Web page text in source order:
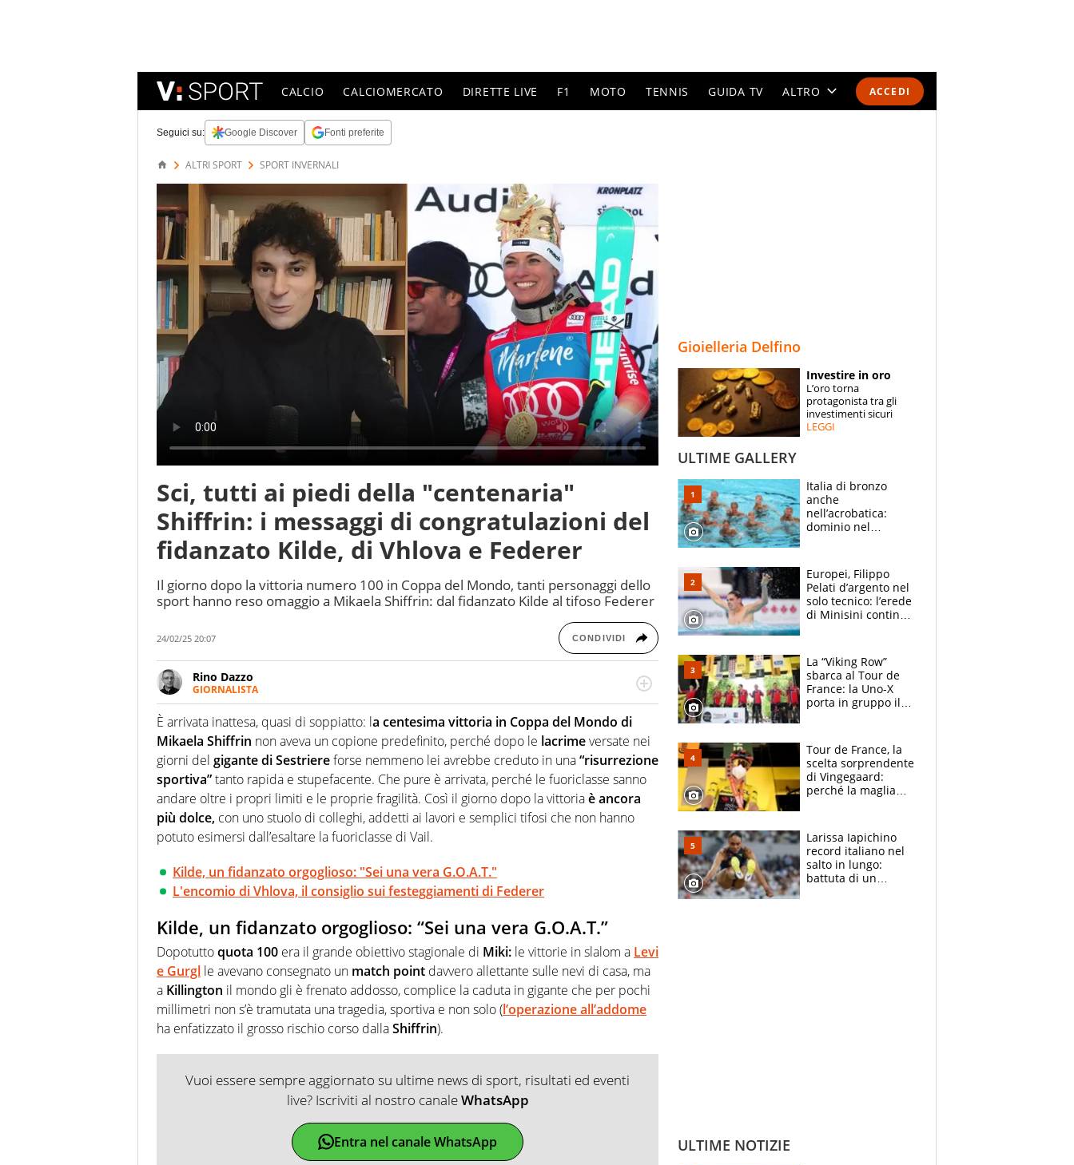
ACCEDI
CALCIO CALCIOMERCATO DIRETTE LIVE F1 MOTO TENNIS GUIDA TV ALTRO
SPECIALI
ESPERTI
Seguici su: Google Discover Fonti preferite
ALTRI SPORT SPORT INVERNALI
Sci, tutti ai piedi della "centenaria"
Shiffrin: i messaggi di congratulazioni del
fidanzato Kilde, di Vhlova e Federer
Il giorno dopo la vittoria numero 100 in Coppa del Mondo, tanti personaggi dello
sport hanno reso omaggio a Mikaela Shiffrin: dal fidanzato Kilde al tifoso Federer
24/02/25 20:07 CONDIVIDI
Rino Dazzo
GIORNALISTA
Se mai ci fosse modo di traslare il glossario del calcio in una nicchia di esperti, lui ne
farebbe parte. Non si perde una svista arbitrale né gli umori social del mondo delle
curve
È arrivata inattesa, quasi di soppiatto: la centesima vittoria in Coppa del Mondo di
Mikaela Shiffrin non aveva un copione predefinito, perché dopo le lacrimeversate nei
giorni del gigante di Sestriereforse nemmeno lei avrebbe creduto in una“risurrezione
sportiva”tanto rapida e stupefacente. Che pure è arrivata, perché le fuoriclasse sanno
andare oltre i propri limiti e le proprie fragilità. Così il giorno dopo la vittoriaèancora
più dolce, con uno stuolo di colleghi, addetti ai lavori e semplici tifosi che non hanno
potuto esimersi dall’esaltare la fuoriclasse di Vail.
Kilde, un fidanzato orgoglioso: "Sei una vera G.O.A.T."
L'encomio di Vhlova, il consiglio sui festeggiamenti di Federer
Kilde, un fidanzato orgoglioso: “Sei una vera G.O.A.T.”
Dopotuttoquota 100 era il grande obiettivo stagionale di Miki: le vittorie in slalom a Levi
e Gurgl le avevano consegnato un match point davvero allettante sulle nevi di casa, ma
a Killington il mondo gli è frenato addosso, complice la caduta in gigante che per pochi
millimetri non s’è tramutata una tragedia, sportiva e non solo (l’operazione all’addome
ha enfatizzato il grosso rischio corso dallaShiffrin).
Vuoi essere sempre aggiornato su ultime news di sport, risultati ed eventi
live? Iscriviti al nostro canaleWhatsApp
Entra nel canale WhatsApp
Gioielleria Delfino
Investire in oro
L’oro torna
protagonista tra gli
investimenti sicuri
LEGGI
ULTIME GALLERY
Italia di bronzo
anche
nell’acrobatica:
dominio nel
e compagni
continuare
Europei, Filippo
Pelati d’argento nel
solo tecnico: l’erede
di Minisini continua
mirino
La “Viking Row”
sbarca al Tour de
France: la Uno-X
porta in gruppo il
compagni
Tour de France, la
scelta sorprendente
di Vingegaard:
perché la maglia
rischio da evitare
Larissa Iapichino
record italiano nel
salto in lungo:
battuta di un
ULTIME NOTIZIE